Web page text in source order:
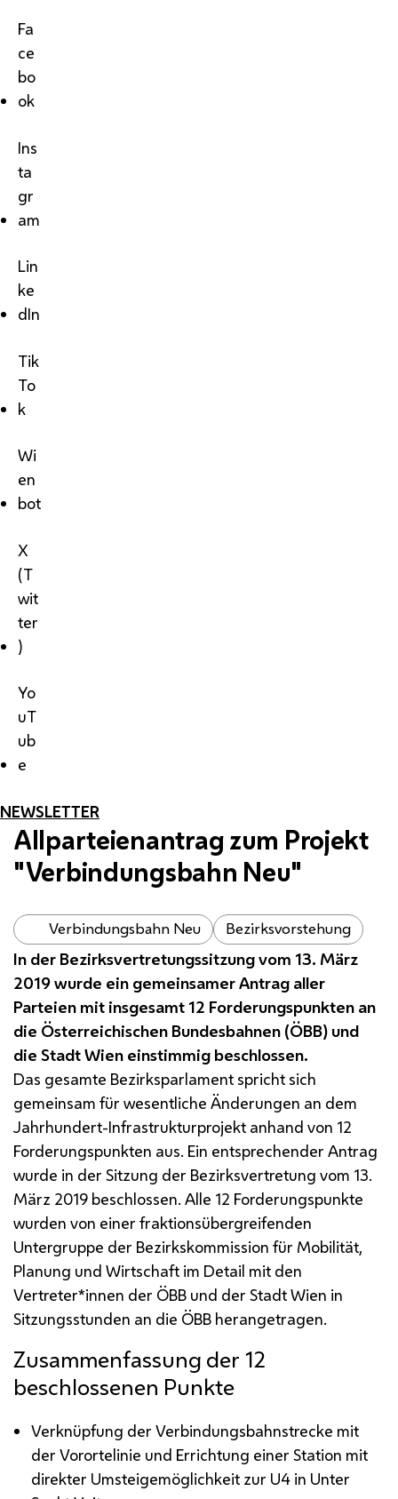
Fa
ce
bo
ok
Ins
ta
gr
am
Lin
ke
dIn
Tik
To
k
Wi
en
bot
X
(T
wit
ter
)
Yo
uT
ub
e
NEWSLETTER
Allparteienantrag zum Projekt
"Verbindungsbahn Neu"
Verbindungsbahn Neu Bezirksvorstehung
In der Bezirksvertretungssitzung vom 13. März
2019 wurde ein gemeinsamer Antrag aller
Parteien mit insgesamt 12 Forderungspunkten an
die Österreichischen Bundesbahnen (ÖBB) und
die Stadt Wien einstimmig beschlossen.
Das gesamte Bezirksparlament spricht sich
gemeinsam für wesentliche Änderungen an dem
Jahrhundert-Infrastrukturprojekt anhand von 12
Forderungspunkten aus. Ein entsprechender Antrag
wurde in der Sitzung der Bezirksvertretung vom 13.
März 2019 beschlossen. Alle 12 Forderungspunkte
wurden von einer fraktionsübergreifenden
Untergruppe der Bezirkskommission für Mobilität,
Planung und Wirtschaft im Detail mit den
Vertreter*innen der ÖBB und der Stadt Wien in
Sitzungsstunden an die ÖBB herangetragen.
Zusammenfassung der 12
beschlossenen Punkte
Verknüpfung der Verbindungsbahnstrecke mit
der Vorortelinie und Errichtung einer Station mit
direkter Umsteigemöglichkeit zur U4 in Unter